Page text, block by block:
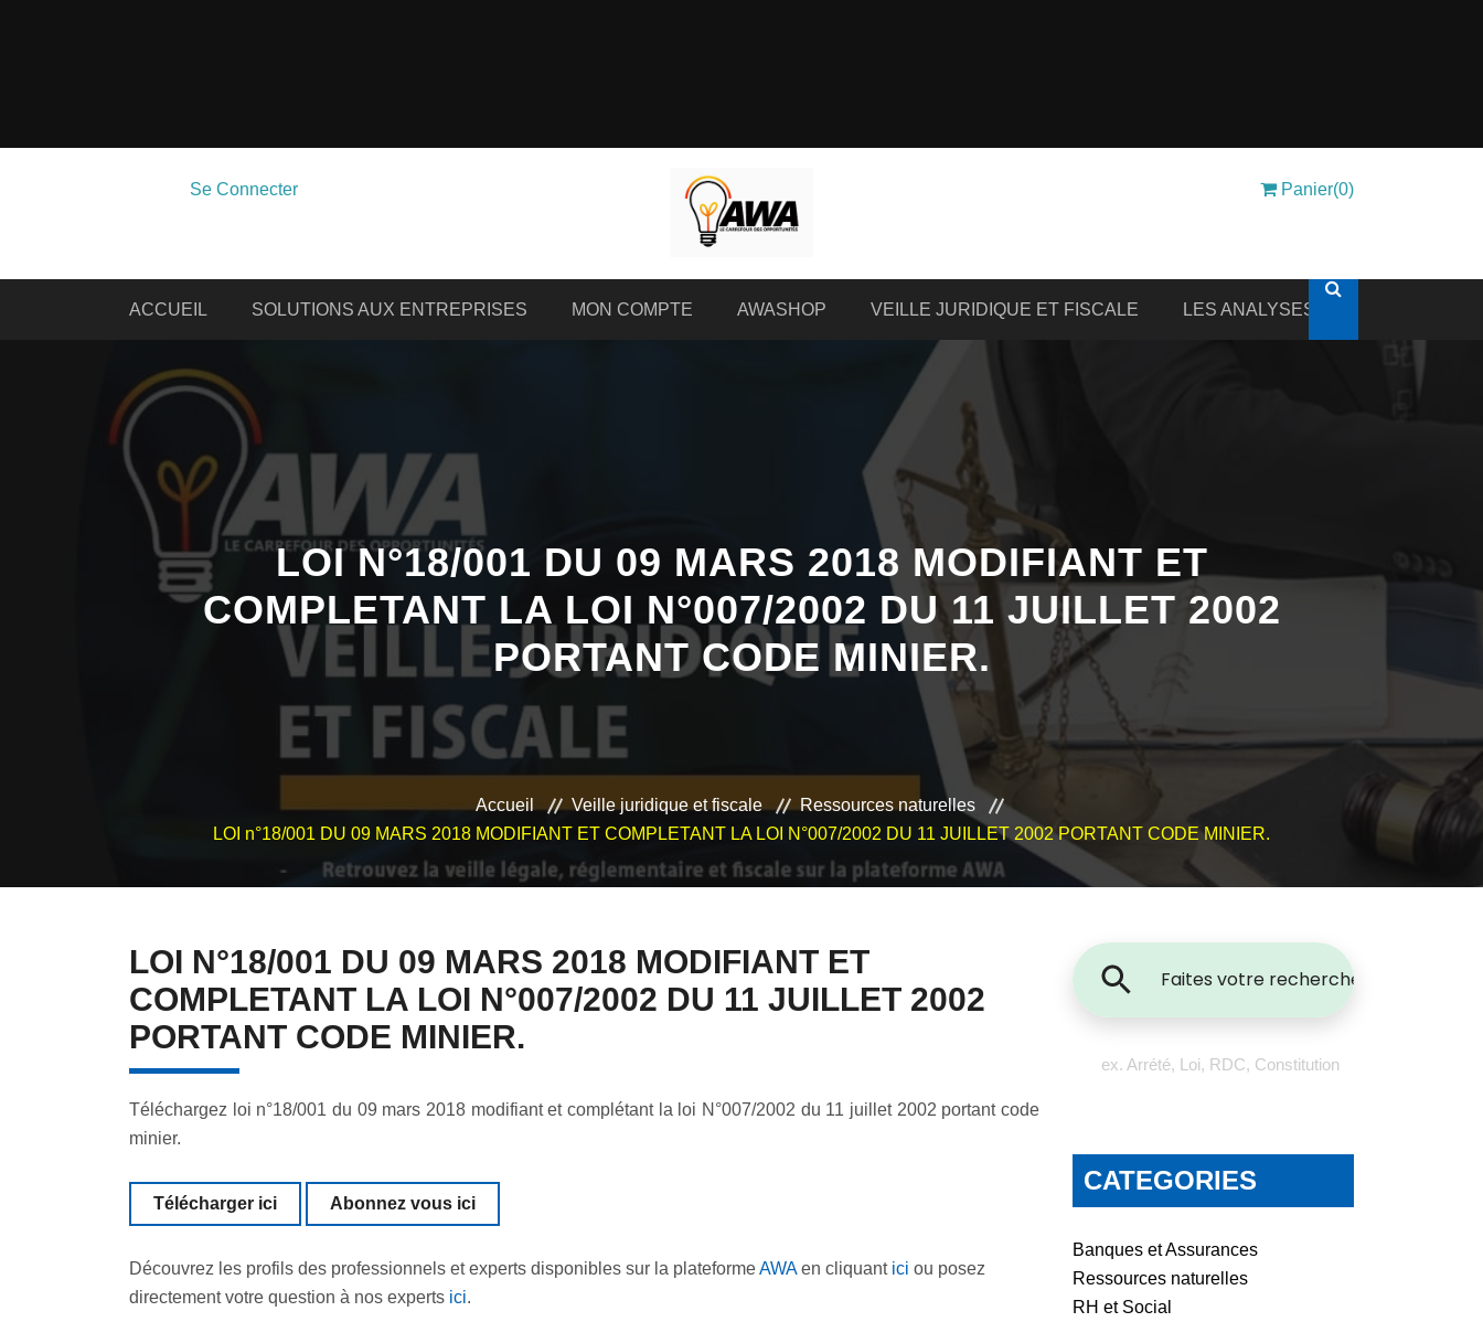
Se Connecter Panier(0)
ACCUEIL SOLUTIONS AUX ENTREPRISES MON COMPTE AWASHOP VEILLE JURIDIQUE ET FISCALE LES ANALYSES
LOI N°18/001 DU 09 MARS 2018 MODIFIANT ET
COMPLETANT LA LOI N°007/2002 DU 11 JUILLET 2002
PORTANT CODE MINIER.
Accueil Veille juridique et fiscale
Ressources naturelles
LOI n°18/001 DU 09 MARS 2018 MODIFIANT ET COMPLETANT LA LOI N°007/2002 DU 11 JUILLET 2002 PORTANT CODE MINIER.
LOI N°18/001 DU 09 MARS 2018 MODIFIANT ET
COMPLETANT LA LOI N°007/2002 DU 11 JUILLET 2002
PORTANT CODE MINIER.
Téléchargez loi n°18/001 du 09 mars 2018 modifiant et complétant la loi N°007/2002 du 11 juillet 2002 portant code
minier.
Télécharger ici Abonnez vous ici
Découvrez les profils des professionnels et experts disponibles sur la plateformeAWAen cliquant ici ou posez
directement votre question à nos experts ici.
ex. Arrété, Loi, RDC, Constitution
CATEGORIES
Banques et Assurances
Ressources naturelles
RH et Social